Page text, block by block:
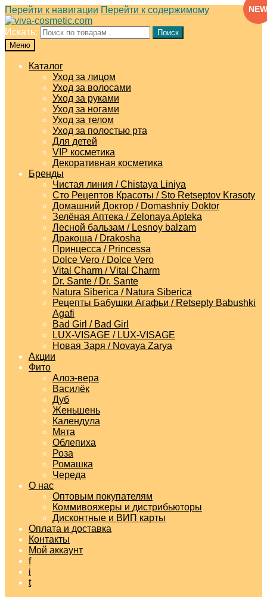
Перейти к навигации Перейти к содержимому
Искать:
Поиск
Меню
Каталог
Уход за лицом
Уход за волосами
Уход за руками
Уход за ногами
Уход за телом
Уход за полостью рта
Для детей
VIP косметика
Декоративная косметика
Бренды
Чистая линия / Chistaya Liniya
Сто Рецептов Красоты / Sto Retseptov Krasoty
Домашний Доктор / Domashniy Doktor
Зелёная Аптека / Zelonaya Apteka
Лесной бальзам / Lesnoy balzam
Дракоша / Drakosha
Принцесса / Princessa
Dolce Vero / Dolce Vero
Vital Charm / Vital Charm
Dr. Sante / Dr. Sante
Natura Siberica / Natura Siberica
Рецепты Бабушки Агафьи / Retsepty Babushki
Agafi
Bad Girl / Bad Girl
LUX-VISAGE / LUX-VISAGE
Новая Заря / Novaya Zarya
Акции
Фито
Алоэ-вера
Василёк
Дуб
Женьшень
Календула
Мята
Облепиха
Роза
Ромашка
Череда
О нас
Оптовым покупателям
Коммивояжеры и дистрибьюторы
Дисконтные и ВИП карты
Оплата и доставка
Контакты
Мой аккаунт
f
i
t
NEW